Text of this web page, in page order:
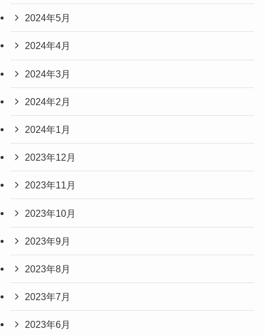
2024年5月
2024年4月
2024年3月
2024年2月
2024年1月
2023年12月
2023年11月
2023年10月
2023年9月
2023年8月
2023年7月
2023年6月